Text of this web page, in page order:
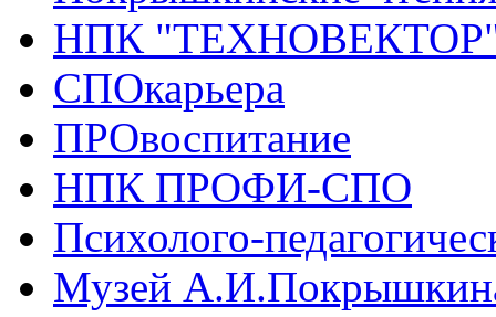
НПК
СПОкарьера
ПРОвоспитание
НПК ПРОФИ-СПО
Психолого-
Музей